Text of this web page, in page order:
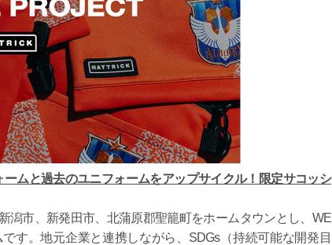
ムと過去のユニフォームをアップサイクル！限定サコッシ
潟市、新発田市、北蒲原郡聖籠町をホームタウンとし、WE
す。地元企業と連携しながら、SDGs（持続可能な開発目